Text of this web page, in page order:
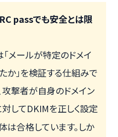
passでも安全とは限
「メールが特定のドメイ
か」を検証する仕組みで
攻撃者が自身のドメイン
対してDKIMを正しく設定
は合格しています。しか